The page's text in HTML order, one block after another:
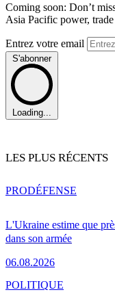
Coming soon: Don’t
Asia Pacific power, trade
Entrez votre email
S'abonner
Loading...
LES PLUS RÉCENTS
L'Ukraine estime que
dans son armée
06.08.2026
PRODÉFENSE
POLITIQUE